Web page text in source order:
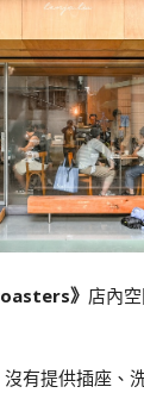
》 店內
有提供插座、